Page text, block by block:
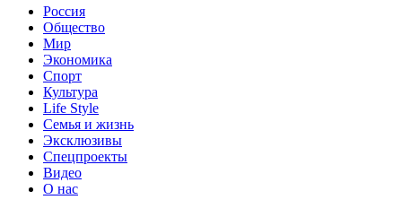
Россия
Общество
Мир
Экономика
Спорт
Культура
Life Style
Семья и жизнь
Эксклюзивы
Спецпроекты
Видео
О нас